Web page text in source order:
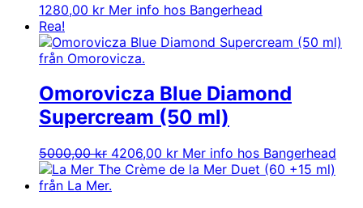
1280,00 kr Mer info hos Bangerhead
Rea!
Omorovicza Blue Diamond
Supercream (50 ml)
5000,00kr Det
ursprungliga
priset
4206,00 krDet
nuvarande
Mer info hos Bangerhead